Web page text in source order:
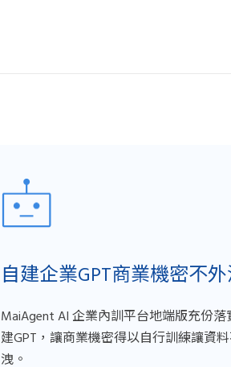
自建企業GPT商業機密不
MaiAgent AI 企業內訓平台地端版充份落
建GPT，讓商業機密得以自行訓練讓資
洩。